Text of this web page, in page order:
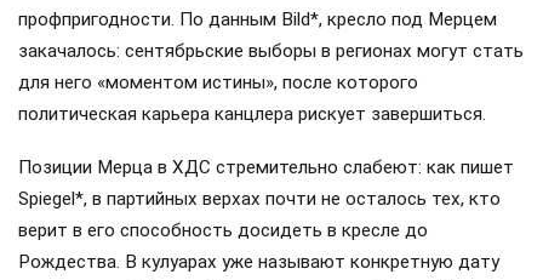
профпригодности. По данным Bild*, кресло под Мерцем
закачалось: сентябрьские выборы в регионах могут стать
для него «моментом истины», после которого
политическая карьера канцлера рискует завершиться.
Позиции Мерца в ХДС стремительно слабеют: как пишет
Spiegel*, в партийных верхах почти не осталось тех, кто
верит в его способность досидеть в кресле до
Рождества. В кулуарах уже называют конкретную дату